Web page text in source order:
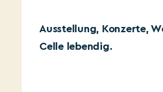
Ausstellung, Konzerte,
Celle lebendig.